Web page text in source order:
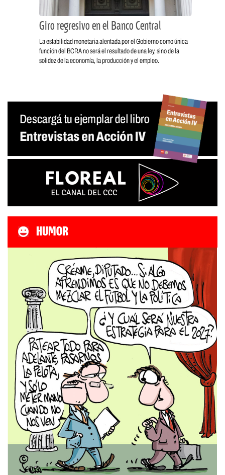
Giro regresivo en el Banco Central
La estabilidad monetaria alentada por el Gobierno como única
función del BCRA no será el resultado de una ley, sino de la
solidez de la economía, la producción y el empleo.
HUMOR